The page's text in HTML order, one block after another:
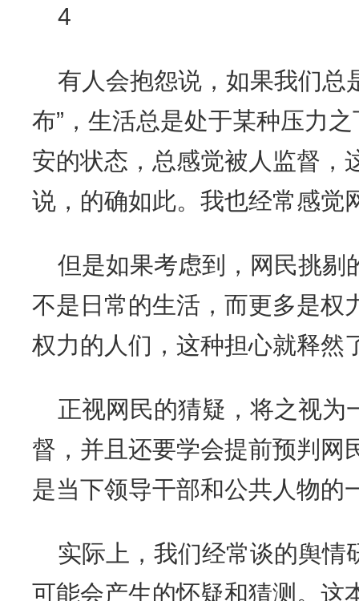
4
有人会抱怨说，如果我们总
布”，生活总是处于某种压力
安的状态，总感觉被人监督，
说，的确如此。我也经常感觉
但是如果考虑到，网民挑剔
不是日常的生活，而更多是权
权力的人们，这种担心就释然
正视网民的猜疑，将之视为
督，并且还要学会提前预判网
是当下领导干部和公共人物的
实际上，我们经常谈的舆情
可能会产生的怀疑和猜测。这